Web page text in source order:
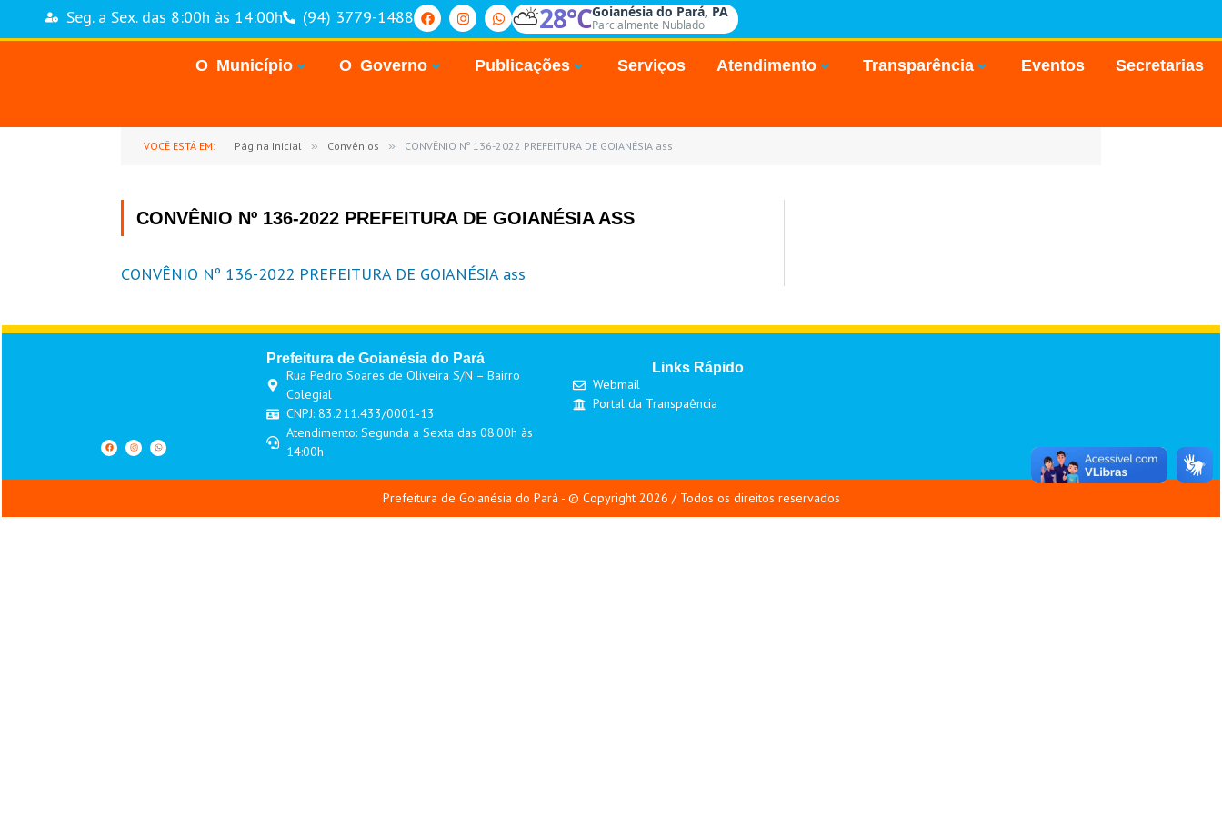
Seg. a Sex. das 8:00h às 14:00h (94) 3779-1488 ⛅28°CGoianésia do Pará, PA
Parcialmente Nublado
O Município O Governo Publicações Serviços Atendimento Transparência Eventos Secretarias
VOCÊ ESTÁ EM: Página Inicial » Convênios » CONVÊNIO Nº 136-2022 PREFEITURA DE GOIANÉSIA ass
CONVÊNIO Nº 136-2022 PREFEITURA DE GOIANÉSIA ASS
CONVÊNIO Nº 136-2022 PREFEITURA DE GOIANÉSIA ass
Prefeitura de Goianésia do Pará
Rua Pedro Soares de Oliveira S/N – Bairro
Colegial
CNPJ: 83.211.433/0001-13
Atendimento: Segunda a Sexta das 08:00h às
14:00h
Links Rápido
Webmail
Portal da Transpaência
Prefeitura de Goianésia do Pará - © Copyright 2026 / Todos os direitos reservados